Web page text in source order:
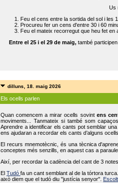
Us
Feu el cens entre la sortida del sol i les
Procureu fer un cens d'entre 30 i 60
Feu el mateix recorregut que heu fet en
Entre el 25 i el 29 de maig, també
dilluns, 18. maig 2026
Els ocells parlen
Quan comencem a mirar ocells sovint ens
moviments... Tanmateix si també som
Aprendre a identificar els cants pot semblar
ens ajudaran a recordar els cants d’alguns
El recurs mnemotècnic, és una tècnica
conceptes més senzills, en aquest cas a
Així, per recordar la cadència del cant de 3
ElTudófa un cant semblant al de la tórtora
això diem que el tudó diu "justícia senyor".